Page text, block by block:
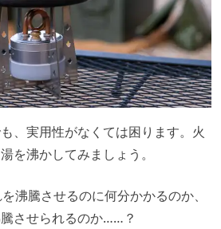
、実用性がなくては困ります。火
を沸かしてみましょう。
沸騰させるのに何分かかるのか、
させられるのか……？